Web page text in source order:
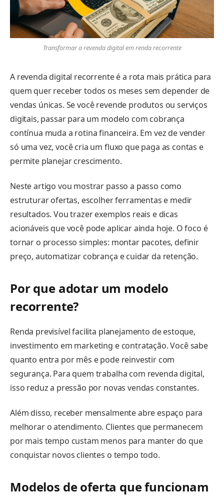
Transformar a revenda digital em renda recorrente
A revenda digital recorrente é a rota mais prática para
quem quer receber todos os meses sem depender de
vendas únicas. Se você revende produtos ou serviços
digitais, passar para um modelo com cobrança
contínua muda a rotina financeira. Em vez de vender
só uma vez, você cria um fluxo que paga as contas e
permite planejar crescimento.
Neste artigo vou mostrar passo a passo como
estruturar ofertas, escolher ferramentas e medir
resultados. Vou trazer exemplos reais e dicas
acionáveis que você pode aplicar ainda hoje. O foco é
tornar o processo simples: montar pacotes, definir
preço, automatizar cobrança e cuidar da retenção.
Por que adotar um modelo
recorrente?
Renda previsível facilita planejamento de estoque,
investimento em marketing e contratação. Você sabe
quanto entra por mês e pode reinvestir com
segurança. Para quem trabalha com revenda digital,
isso reduz a pressão por novas vendas constantes.
Além disso, receber mensalmente abre espaço para
melhorar o atendimento. Clientes que permanecem
por mais tempo custam menos para manter do que
conquistar novos clientes o tempo todo.
Modelos de oferta que funcionam